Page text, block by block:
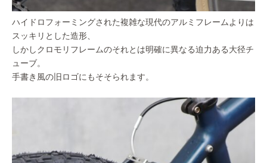
ハイドロフォーミングされた複雑な現代のアルミフレームよりは
スッキリとした造形、
しかしクロモリフレームのそれとは明確に異なる迫力ある大径チ
ューブ。
手書き風の旧ロゴにもそそられます。